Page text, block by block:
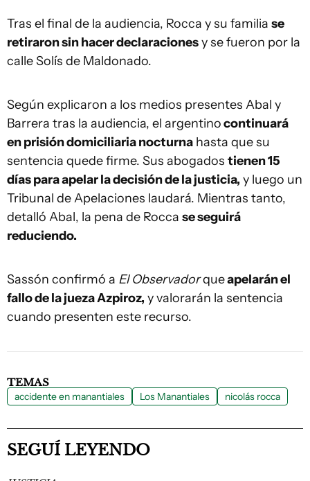
Tras el final de la audiencia, Rocca y su familia se
retiraron sin hacer declaracionesy se fueron por la
calle Solís de Maldonado.
Según explicaron a los medios presentes Abal y
Barrera tras la audiencia, el argentinocontinuará
en prisión domiciliaria nocturna hasta que su
sentencia quede firme. Sus abogados tienen 15
días para apelar la decisión de la justicia, y luego un
Tribunal de Apelaciones laudará. Mientras tanto,
detalló Abal, la pena de Rocca se seguirá
reduciendo.
Sassón confirmó a El Observadorqueapelarán el
fallo de la jueza Azpiroz, y valorarán la sentencia
cuando presenten este recurso.
TEMAS
accidente en manantiales Los Manantiales nicolás rocca
SEGUÍ LEYENDO